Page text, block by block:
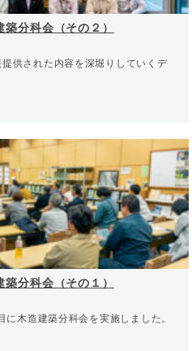
分科会（その２）
供された内容を深堀りしていくデ
分科会（その１）
木造建築分科会を実施しました。